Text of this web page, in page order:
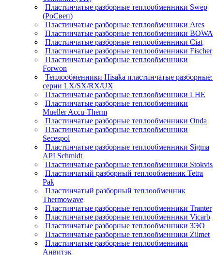
Пластинчатые разборные теплообменники Swep
(РоСвеп)
Пластинчатые разборные теплообменники Ares
Пластинчатые разборные теплообменники BOWA
Пластинчатые разборные теплообменники Ciat
Пластинчатые разборные теплообменники Fischer
Пластинчатые разборные теплообменники
Forwon
Теплообменники Hisaka пластинчатые разборные:
серии LX/SX/RX/UX
Пластинчатые разборные теплообменники LHE
Пластинчатые разборные теплообменники
Mueller Accu-Therm
Пластинчатые разборные теплообменники Onda
Пластинчатые разборные теплообменники
Secespol
Пластинчатые разборные теплообменники Sigma
API Schmidt
Пластинчатые разборные теплообменники Stokvis
Пластинчатый разборный теплообменник Tetra
Pak
Пластинчатый разборный теплообменник
Thermowave
Пластинчатые разборные теплообменники Tranter
Пластинчатые разборные теплообменники Vicarb
Пластинчатые разборные теплообменники ЗЭО
Пластинчатые разборные теплообменники Zilmet
Пластинчатые разборные теплообменники
Анвитэк